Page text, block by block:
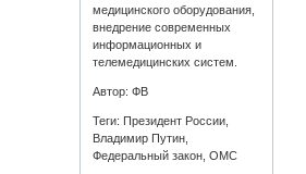
медицинского оборудования,
внедрение современных
информационных и
телемедицинских систем.
Автор: ФВ
Теги: Президент России,
Владимир Путин,
Федеральный закон, ОМС